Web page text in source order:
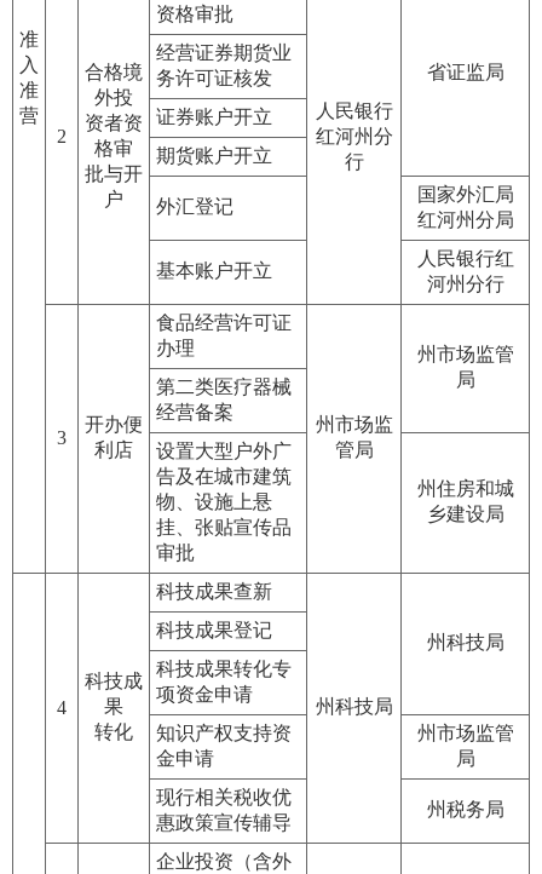
准
入
准
营
2
合格境
外投
资者资
格审
批与开
户
资格审批
人民银行
红河州分
行
省证监局
经营证券期货业
务许可证核发
证券账户开立
期货账户开立
外汇登记
国家外汇局
红河州分局
基本账户开立
人民银行红
河州分行
3
开办便
利店
食品经营许可证
办理
州市场监
管局
州市场监管
局
第二类医疗器械
经营备案
设置大型户外广
告及在城市建筑
物、设施上悬
挂、张贴宣传品
审批
州住房和城
乡建设局
4
科技成
果
转化
科技成果查新
州科技局
州科技局
科技成果登记
科技成果转化专
项资金申请
知识产权支持资
金申请
州市场监管
局
现行相关税收优
惠政策宣传辅导
州税务局
企业投资（含外